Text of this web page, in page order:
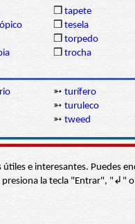
❒ tapete
❒ tesela
❒ torpedo
❒ trocha
➳ turífero
➳ turuleco
➳ tweed
e interesantes.
presiona la tecla "Entrar",